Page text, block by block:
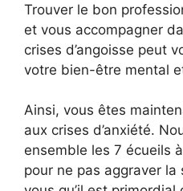
Trouver le bon
et vous accompagner
crises d’angoisse peut
votre bien-être mental
Ainsi, vous êtes
aux crises d’anxiété.
ensemble les 7 écueils
pour ne pas aggraver